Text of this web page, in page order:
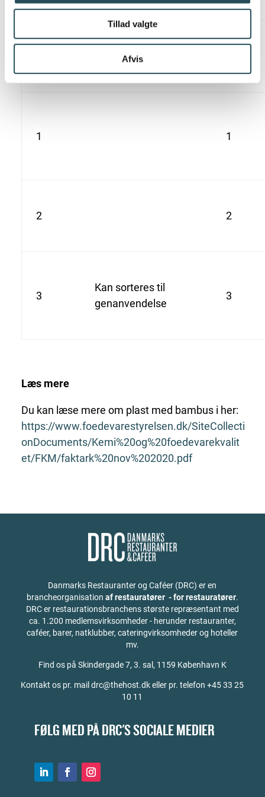
Tillad valgte
Afvis
Rating
Forklaring Rating
Kan ikke
sorteres til
genanvendelse
1 1
2 2
3
Kan sorteres til
genanvendelse
3
Læs mere
Du kan læse mere om plast med bambus i her:
https://www.foedevarestyrelsen.dk/SiteCollecti
onDocuments/Kemi%20og%20foedevarekvalit
et/FKM/faktark%20nov%202020.pdf
Danmarks Restauranter og Caféer (DRC) er en
brancheorganisation af restauratører - for restauratører.
DRC er restaurationsbranchens største repræsentant med
ca. 1.200 medlemsvirksomheder - herunder restauranter,
caféer, barer, natklubber, cateringvirksomheder og hoteller
mv.
Find os på Skindergade 7, 3. sal, 1159 København K
Kontakt os pr. mail drc@thehost.dk eller pr. telefon +45 33 25
10 11
FØLG MED PÅ DRC'S SOCIALE MEDIER